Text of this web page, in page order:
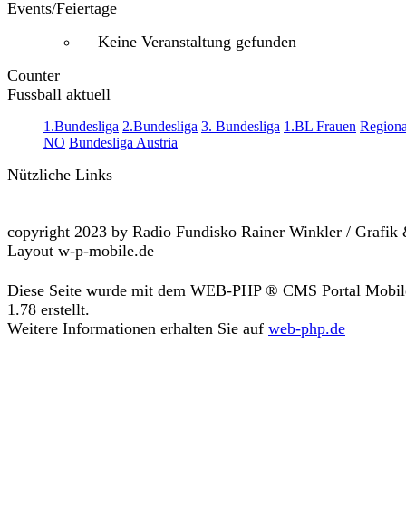
Events/Feiertage
Keine Veranstaltung gefunden
Counter
Fussball aktuell
1.Bundesliga 2.Bundesliga 3. Bundesliga 1.BL Frauen
NO Bundesliga Austria
Nützliche Links
copyright 2023 by Radio Fundisko Rainer Winkler / Grafik
Layout w-p-mobile.de
Diese Seite wurde mit dem WEB-PHP ® CMS Portal
1.78 erstellt.
Weitere Informationen erhalten Sie auf web-php.de